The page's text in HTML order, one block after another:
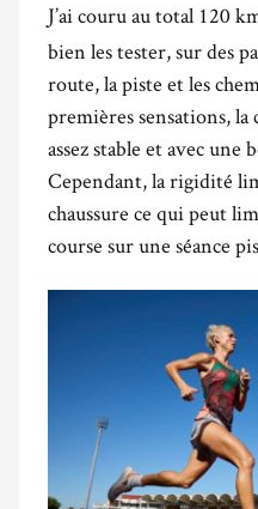
J’ai couru au total 120
bien les tester, sur des
route, la piste et les
premières sensations,
assez stable et avec une
Cependant, la rigidité
chaussure ce qui peut
course sur une séance